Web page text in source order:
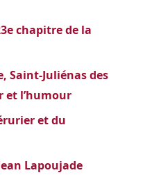
chapitre de la
Saint-Juliénas des
et l’humour
et du
Lapoujade